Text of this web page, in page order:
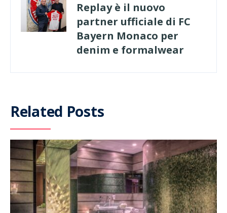
Replay è il nuovo
partner ufficiale di FC
Bayern Monaco per
denim e formalwear
Related Posts